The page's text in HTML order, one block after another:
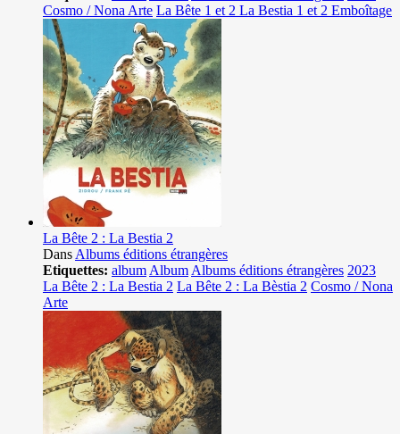
Cosmo / Nona Arte La Bête 1 et 2 La Bestia 1 et 2 Emboîtage
La Bête 2 : La Bestia 2
Dans Albums éditions étrangères
Etiquettes: album Album Albums éditions étrangères 2023
La Bête 2 : La Bestia 2 La Bête 2 : La Bèstia 2 Cosmo / Nona
Arte